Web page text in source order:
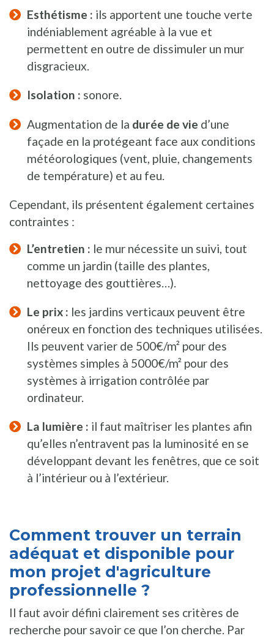
Esthétisme : ils apportent une touche verte
indéniablement agréable à la vue et
permettent en outre de dissimuler un mur
disgracieux.
Isolation : sonore.
Augmentation de la durée de vie d’une
façade en la protégeant face aux conditions
météorologiques (vent, pluie, changements
de température) et au feu.
Cependant, ils présentent également certaines
contraintes :
L’entretien : le mur nécessite un suivi, tout
comme un jardin (taille des plantes,
nettoyage des gouttières…).
Le prix : les jardins verticaux peuvent être
onéreux en fonction des techniques utilisées.
Ils peuvent varier de 500€/m² pour des
systèmes simples à 5000€/m² pour des
systèmes à irrigation contrôlée par
ordinateur.
La lumière : il faut maîtriser les plantes afin
qu’elles n’entravent pas la luminosité en se
développant devant les fenêtres, que ce soit
à l’intérieur ou à l’extérieur.
Comment trouver un terrain
adéquat et disponible pour
mon projet d'agriculture
professionnelle ?
Il faut avoir défini clairement ses critères de
recherche pour savoir ce que l’on cherche. Par